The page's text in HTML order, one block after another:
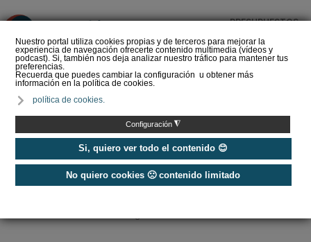
Nuestro portal utiliza cookies propias y de terceros para mejorar la
experiencia de navegación ofrecerte contenido multimedia (vídeos y
podcast). Si, también nos deja analizar nuestro tráfico para mantener tus
preferencias.
Recuerda que puedes cambiar la configuración u obtener más
información en la política de cookies.
política de cookies.
Configuración ◮
Si, quiero ver todo el contenido 😊
No quiero cookies 🙁 contenido limitado
PRESUPUESTOS
sistema Skywater® y
Sopranature® en su n…
Construcción Sostenible / Rehabilitación de Edificios